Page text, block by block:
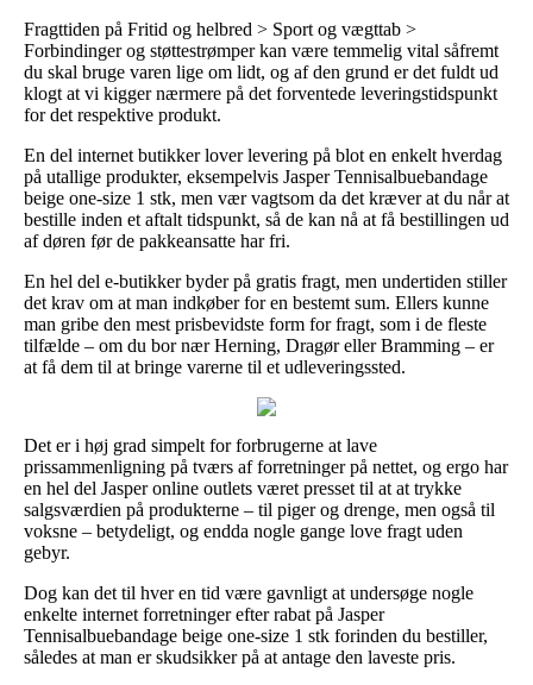
Fragttiden på Fritid og helbred > Sport og vægttab >
Forbindinger og støttestrømper kan være temmelig vital såfremt
du skal bruge varen lige om lidt, og af den grund er det fuldt ud
klogt at vi kigger nærmere på det forventede leveringstidspunkt
for det respektive produkt.
En del internet butikker lover levering på blot en enkelt hverdag
på utallige produkter, eksempelvis Jasper Tennisalbuebandage
beige one-size 1 stk, men vær vagtsom da det kræver at du når at
bestille inden et aftalt tidspunkt, så de kan nå at få bestillingen ud
af døren før de pakkeansatte har fri.
En hel del e-butikker byder på gratis fragt, men undertiden stiller
det krav om at man indkøber for en bestemt sum. Ellers kunne
man gribe den mest prisbevidste form for fragt, som i de fleste
tilfælde – om du bor nær Herning, Dragør eller Bramming – er
at få dem til at bringe varerne til et udleveringssted.
Det er i høj grad simpelt for forbrugerne at lave
prissammenligning på tværs af forretninger på nettet, og ergo har
en hel del Jasper online outlets været presset til at at trykke
salgsværdien på produkterne – til piger og drenge, men også til
voksne – betydeligt, og endda nogle gange love fragt uden
gebyr.
Dog kan det til hver en tid være gavnligt at undersøge nogle
enkelte internet forretninger efter rabat på Jasper
Tennisalbuebandage beige one-size 1 stk forinden du bestiller,
således at man er skudsikker på at antage den laveste pris.